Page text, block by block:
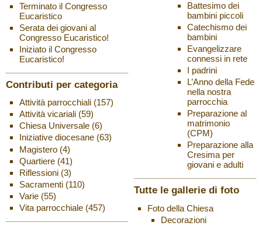
Terminato il Congresso
Eucaristico
Serata dei giovani al
Congresso Eucaristico!
Iniziato il Congresso
Eucaristico!
Contributi per categoria
Attività parrocchiali(157)
Attività vicariali(59)
Chiesa Universale(6)
Iniziative diocesane(63)
Magistero(4)
Quartiere(41)
Riflessioni(3)
Sacramenti(110)
Varie(55)
Vita parrocchiale(457)
Battesimo dei
bambini piccoli
Catechismo dei
bambini
Evangelizzare
connessi in rete
I padrini
L’Anno della Fede
nella nostra
parrocchia
Preparazione al
matrimonio
(CPM)
Preparazione alla
Cresima per
giovani e adulti
Tutte le gallerie di foto
Foto della Chiesa
Decorazioni